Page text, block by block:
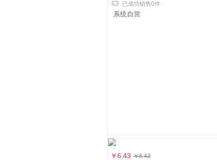
已成功销售0件
系统自营
￥6.43 ￥6.43